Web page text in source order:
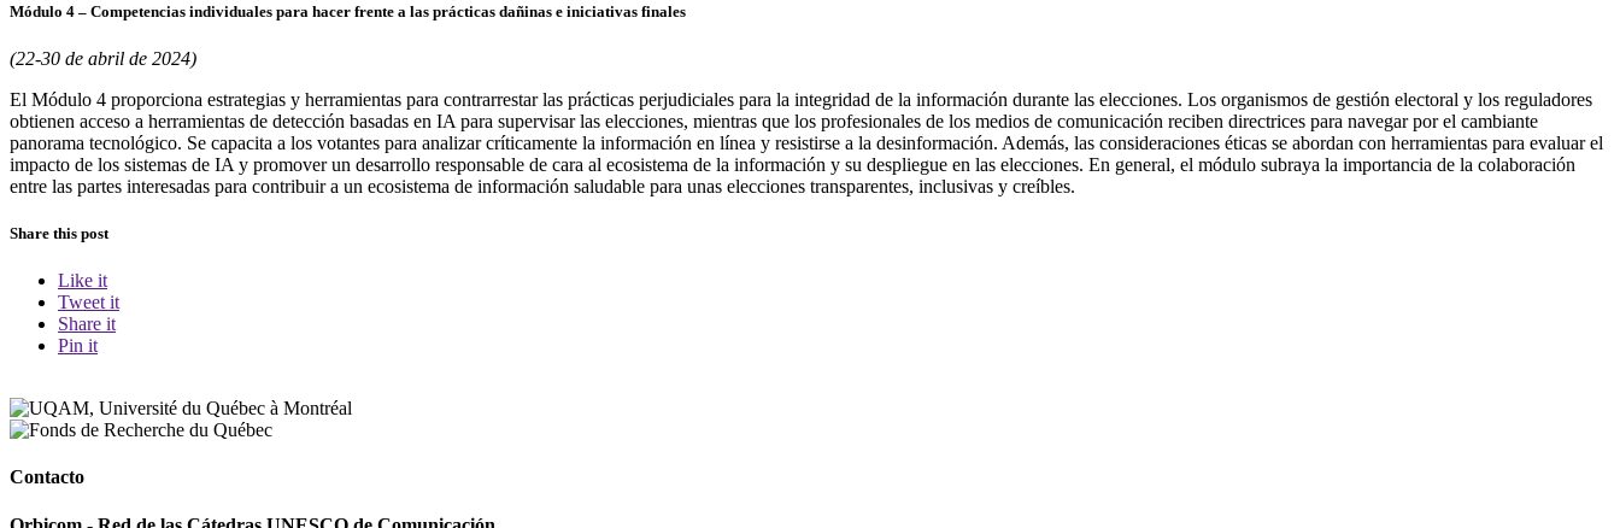
Módulo 4 – Competencias individuales para hacer frente a las prácticas dañinas e iniciativas finales
(22-30 de abril de 2024)
El Módulo 4 proporciona estrategias y herramientas para contrarrestar las prácticas perjudiciales para la integridad de la información durante las elecciones. Los organismos de gestión electoral y los reguladores
obtienen acceso a herramientas de detección basadas en IA para supervisar las elecciones, mientras que los profesionales de los medios de comunicación reciben directrices para navegar por el cambiante
panorama tecnológico. Se capacita a los votantes para analizar críticamente la información en línea y resistirse a la desinformación. Además, las consideraciones éticas se abordan con herramientas para evaluar el
impacto de los sistemas de IA y promover un desarrollo responsable de cara al ecosistema de la información y su despliegue en las elecciones. En general, el módulo subraya la importancia de la colaboración
entre las partes interesadas para contribuir a un ecosistema de información saludable para unas elecciones transparentes, inclusivas y creíbles.
Share this post
Like it
Tweet it
Share it
Pin it
Contacto